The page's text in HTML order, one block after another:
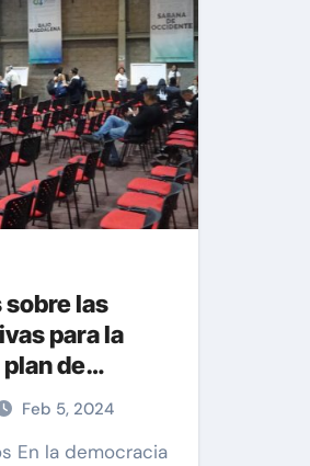
¿un capricho de Petro o un
proviene el odio contra la
(casi) toda la publicidad en
fiable a Whastapp para
las
para la
de
Feb 5, 2024
En la democracia